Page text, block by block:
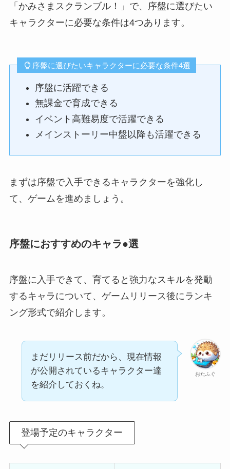
「かみさまスクランブル！」で、序盤に選びたい
キャラクターに必要な条件は4つあります。
序盤に選びたいキャラクターに必要な条件4選
序盤に活躍できる
無課金で育成できる
イベント高難易度で活躍できる
メインストーリー中盤以降も活躍できる
まずは序盤で入手できるキャラクターを強化し
て、ゲームを進めましょう。
序盤におすすめのキャラ●選
序盤に入手できて、育てると強力なスキルを発動
するキャラについて、ゲームリリース後にランキ
ング形式で紹介します。
おたふぐ
まだリリース前だから、現在情報
が公開されているキャラクター達
を紹介しておくね。
登場予定のキャラクター